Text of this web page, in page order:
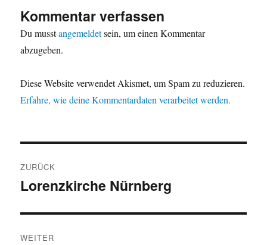
Kommentar verfassen
Du musstangemeldetsein, um einen Kommentar
abzugeben.
Diese Website verwendet Akismet, um Spam zu reduzieren.
Erfahre, wie deine Kommentardaten verarbeitet werden.
ZURÜCK
Vorheriger
Lorenzkirche Nürnberg
WEITER